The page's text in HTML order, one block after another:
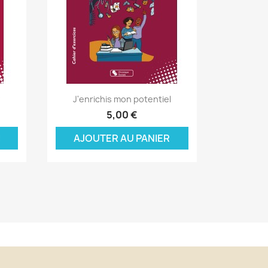
×
×
Aperçu rapide
J'enrichis mon potentiel
5,00 €
AJOUTER AU PANIER